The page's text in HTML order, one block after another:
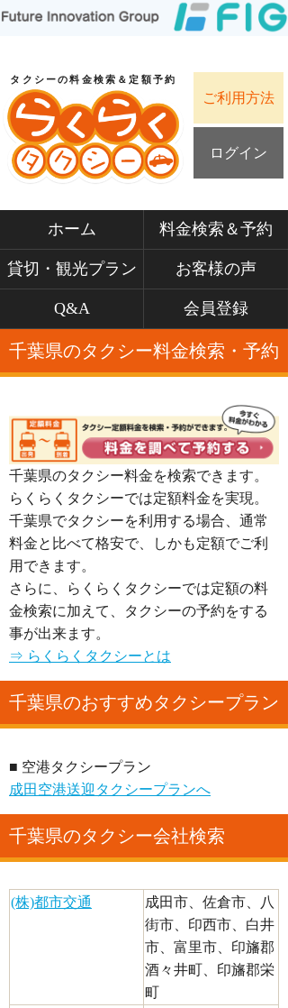
タクシーの料金検索＆定額予約
ご利用方法
ログイン
ホーム 料金検索＆予約
貸切・観光プラン お客様の声
Q&A 会員登録
千葉県のタクシー料金検索・予約
千葉県のタクシー料金を検索できます。
らくらくタクシーでは定額料金を実現。
千葉県でタクシーを利用する場合、通常
料金と比べて格安で、しかも定額でご利
用できます。
さらに、らくらくタクシーでは定額の料
金検索に加えて、タクシーの予約をする
事が出来ます。
⇒ らくらくタクシーとは
千葉県のおすすめタクシープラン
■ 空港タクシープラン
成田空港送迎タクシープランへ
千葉県のタクシー会社検索
(株)都市交通
成田市、佐倉市、八
街市、印西市、白井
市、富里市、印旛郡
酒々井町、印旛郡栄
町